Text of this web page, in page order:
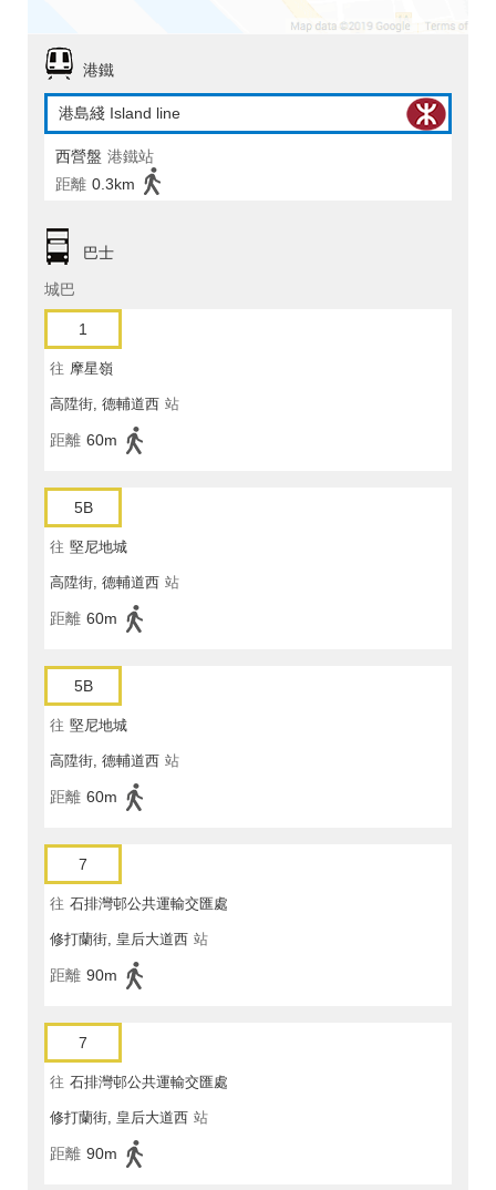
港鐵
港島綫 Island line
西營盤 港鐵站
距離 0.3km
巴士
城巴
1
往 摩星嶺
高陞街, 德輔道西 站
距離 60m
5B
往 堅尼地城
高陞街, 德輔道西 站
距離 60m
5B
往 堅尼地城
高陞街, 德輔道西 站
距離 60m
7
往 石排灣邨公共運輸交匯處
修打蘭街, 皇后大道西 站
距離 90m
7
往 石排灣邨公共運輸交匯處
修打蘭街, 皇后大道西 站
距離 90m